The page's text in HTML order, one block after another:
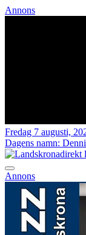
Annons
Fredag 7 augusti,
Dagens namn:
Annons